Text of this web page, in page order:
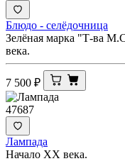
Блюдо - селёдочница
Зелёная марка "Т-ва
века.
7 500 ₽
47687
Лампада
Начало ХХ века.